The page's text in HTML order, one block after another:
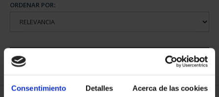
Consentimiento Detalles Acerca de las cookies
ORDENAR POR: